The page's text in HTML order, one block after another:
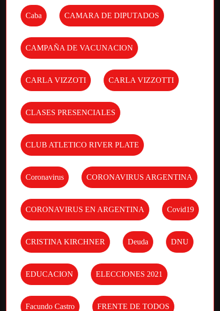
Caba CAMARA DE DIPUTADOS
CAMPAÑA DE VACUNACION
CARLA VIZZOTI CARLA VIZZOTTI
CLASES PRESENCIALES
CLUB ATLETICO RIVER PLATE
Coronavirus CORONAVIRUS ARGENTINA
CORONAVIRUS EN ARGENTINA Covid19
CRISTINA KIRCHNER Deuda DNU
EDUCACION ELECCIONES 2021
Facundo Castro FRENTE DE TODOS